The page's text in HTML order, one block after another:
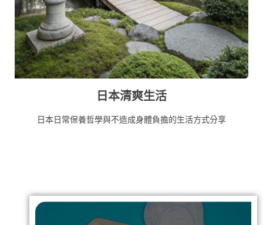
日本清爽生活
日本日常保養哲學與不造成身體負擔的生活方式分享